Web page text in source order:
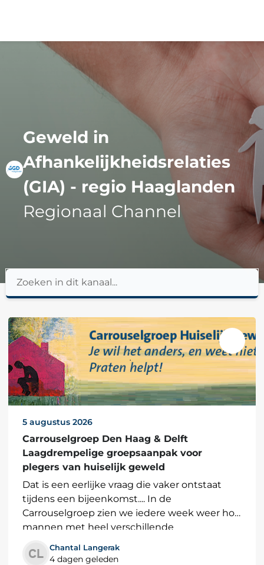
Geweld in
Afhankelijkheidsrelaties
(GIA) - regio Haaglanden
Regionaal Channel
5 augustus 2026
Carrouselgroep Den Haag & Delft
Laagdrempelige groepsaanpak voor
plegers van huiselijk geweld
Dat is een eerlijke vraag die vaker ontstaat
tijdens een bijeenkomst.... In de
Carrouselgroep zien we iedere week weer hoe
mannen met heel verschillende
achtergronden elkaar weten te vinden. Van
iemand die...
Chantal Langerak
4 dagen geleden